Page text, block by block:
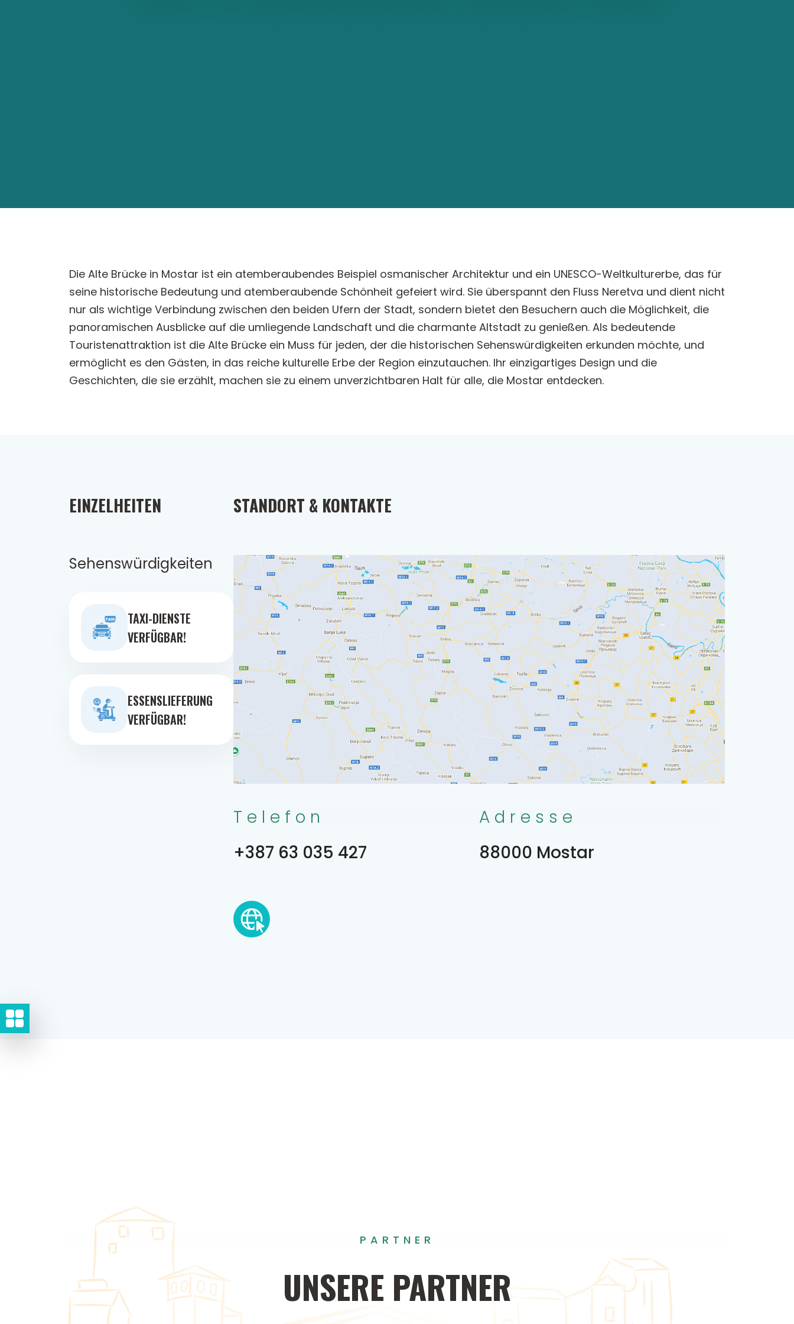
Die Alte Brücke in Mostar ist ein atemberaubendes Beispiel osmanischer Architektur und ein UNESCO-Weltkulturerbe, das für
seine historische Bedeutung und atemberaubende Schönheit gefeiert wird. Sie überspannt den Fluss Neretva und dient nicht
nur als wichtige Verbindung zwischen den beiden Ufern der Stadt, sondern bietet den Besuchern auch die Möglichkeit, die
panoramischen Ausblicke auf die umliegende Landschaft und die charmante Altstadt zu genießen. Als bedeutende
Touristenattraktion ist die Alte Brücke ein Muss für jeden, der die historischen Sehenswürdigkeiten erkunden möchte, und
ermöglicht es den Gästen, in das reiche kulturelle Erbe der Region einzutauchen. Ihr einzigartiges Design und die
Geschichten, die sie erzählt, machen sie zu einem unverzichtbaren Halt für alle, die Mostar entdecken.
EINZELHEITEN
Sehenswürdigkeiten
TAXI-DIENSTE
VERFÜGBAR!
ESSENSLIEFERUNG
VERFÜGBAR!
STANDORT & KONTAKTE
Telefon
+387 63 035 427
Adresse
88000 Mostar
PARTNER
UNSERE PARTNER